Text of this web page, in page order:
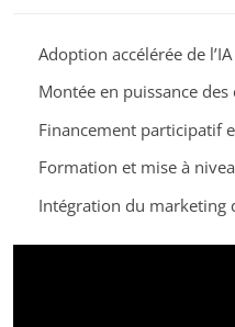
Adoption accélérée de
Montée en puissance
Financement participatif
Formation et mise à
Intégration du marketing